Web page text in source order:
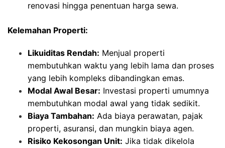
renovasi hingga penentuan harga sewa.
Kelemahan Properti:
Likuiditas Rendah: Menjual properti
membutuhkan waktu yang lebih lama dan proses
yang lebih kompleks dibandingkan emas.
Modal Awal Besar: Investasi properti umumnya
membutuhkan modal awal yang tidak sedikit.
Biaya Tambahan: Ada biaya perawatan, pajak
properti, asuransi, dan mungkin biaya agen.
Risiko Kekosongan Unit: Jika tidak dikelola